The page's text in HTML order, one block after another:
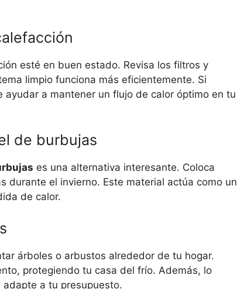
esté en buen estado. Revisa los filtros y
limpio funciona más eficientemente. Si
a mantener un flujo de calor óptimo en tu
de burbujas
es una alternativa interesante. Coloca
durante el invierno. Este material actúa como un
de calor.
árboles o arbustos alrededor de tu hogar.
protegiendo tu casa del frío. Además, lo
a tu presupuesto.